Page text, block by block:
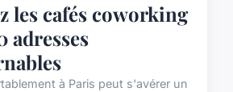
les cafés coworking
adresses
à Paris peut s'avérer un